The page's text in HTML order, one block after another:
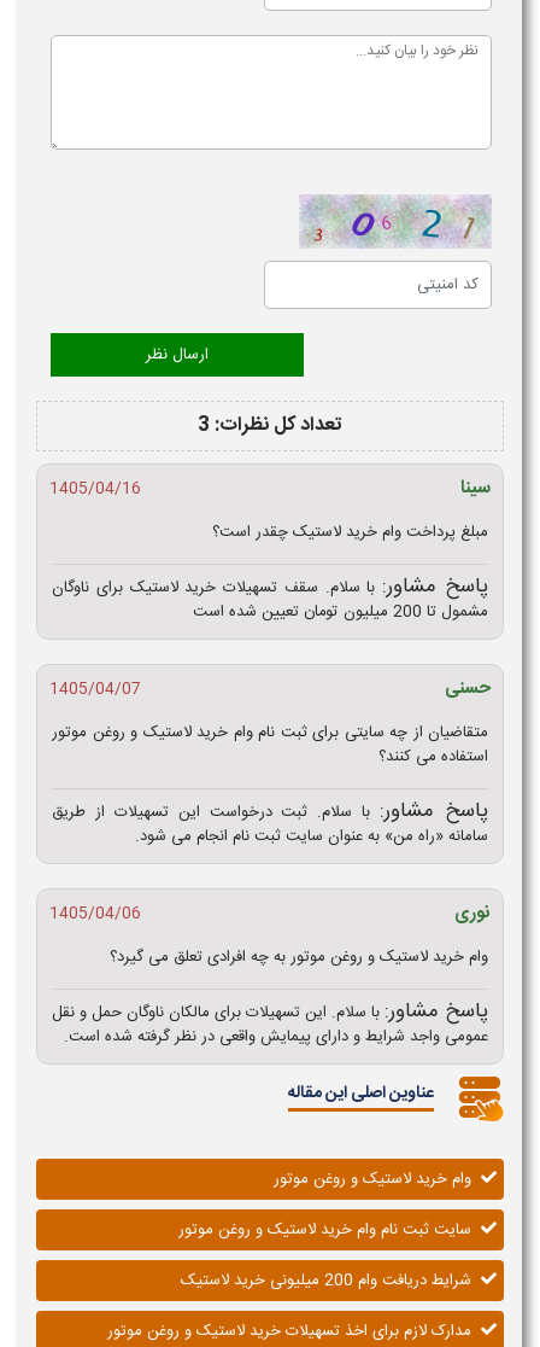
تعداد کل نظرات: 3
سینا
1405/04/16
مبلغ پرداخت وام خرید لاستیک چقدر است؟
پاسخ مشاور: با سلام. سقف تسهیلات خرید لاستیک برای ناوگان
مشمول تا 200 میلیون تومان تعیین شده است
حسنی
1405/04/07
متقاضیان از چه سایتی برای ثبت نام وام خرید لاستیک و روغن موتور
استفاده می کنند؟
پاسخ مشاور: با سلام. ثبت درخواست این تسهیلات از طریق
سامانه «راه من» به عنوان سایت ثبت‌ نام انجام می‌ شود.
نوری
1405/04/06
وام خرید لاستیک و روغن موتور به چه افرادی تعلق می گیرد؟
پاسخ مشاور: با سلام. این تسهیلات برای مالکان ناوگان حمل‌ و نقل
عمومی واجد شرایط و دارای پیمایش واقعی در نظر گرفته شده است.
عناوین اصلی این مقاله
وام خرید لاستیک و روغن موتور
سایت ثبت نام وام خرید لاستیک و روغن موتور
شرایط دریافت وام 200 میلیونی خرید لاستیک
مدارک لازم برای اخذ تسهیلات خرید لاستیک و روغن موتور